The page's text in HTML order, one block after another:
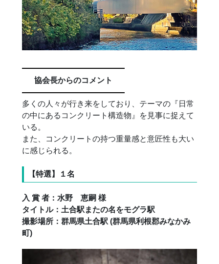
協会長からのコメント
多くの人々が行き来をしており、テーマの『日常
の中にあるコンクリート構造物』を見事に捉えて
いる。
また、コンクリートの持つ重量感と意匠性も大い
に感じられる。
【特選】１名
入 賞 者：水野 恵嗣 様
タイトル：土合駅またの名をモグラ駅
撮影場所：群馬県土合駅 (群馬県利根郡みなかみ
町)